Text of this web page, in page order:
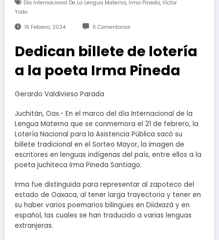
Día Internacional De La Lengua Materna, Irma Pineda, Víctor
Yodo
16 Febrero, 2024 0 Comentarios
Dedican billete de lotería
a la poeta Irma Pineda
Gerardo Valdivieso Parada
Juchitán, Oax.- En el marco del día Internacional de la
Lengua Materna que se conmemora el 21 de febrero, la
Lotería Nacional para la Asistencia Pública sacó su
billete tradicional en el Sorteo Mayor, la imagen de
escritores en lenguas indígenas del país, entre ellos a la
poeta juchiteca Irma Pineda Santiago.
Irma fue distinguida para representar al zapoteco del
estado de Oaxaca, al tener larga trayectoria y tener en
su haber varios poemarios bilingües en Diidxazá y en
español, las cuales se han traducido a varias lenguas
extranjeras.